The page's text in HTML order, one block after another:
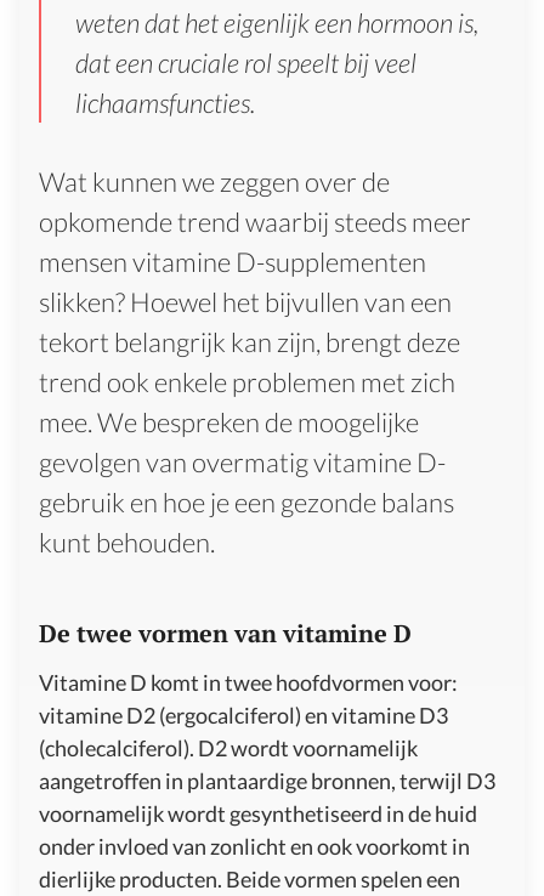
weten dat het eigenlijk een hormoon is,
dat een cruciale rol speelt bij veel
lichaamsfuncties.
Wat kunnen we zeggen over de
opkomende trend waarbij steeds meer
mensen vitamine D-supplementen
slikken? Hoewel het bijvullen van een
tekort belangrijk kan zijn, brengt deze
trend ook enkele problemen met zich
mee. We bespreken de moogelijke
gevolgen van overmatig vitamine D-
gebruik en hoe je een gezonde balans
kunt behouden.
De twee vormen van vitamine D
Vitamine D komt in twee hoofdvormen voor:
vitamine D2 (ergocalciferol) en vitamine D3
(cholecalciferol). D2 wordt voornamelijk
aangetroffen in plantaardige bronnen, terwijl D3
voornamelijk wordt gesynthetiseerd in de huid
onder invloed van zonlicht en ook voorkomt in
dierlijke producten. Beide vormen spelen een